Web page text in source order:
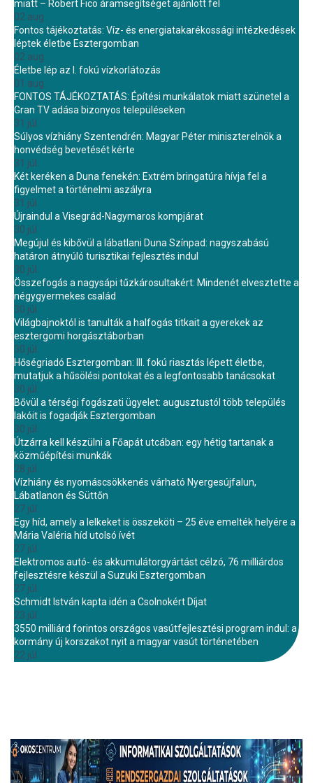
miatt – Robert Fico áramsegítséget ajánlott fel
02 aug.
Fontos tájékoztatás: Víz- és energiatakarékossági intézkedések
léptek életbe Esztergomban
02 aug.
Életbe lép az I. fokú vízkorlátozás
01 aug.
FONTOS TÁJÉKOZTATÁS: Építési munkálatok miatt szünetel a
Gran TV adása bizonyos településeken
31 júl.
Súlyos vízhiány Szentendrén: Magyar Péter miniszterelnök a
honvédség bevetését kérte
31 júl.
Két keréken a Duna fenekén: Extrém bringatúra hívja fel a
figyelmet a történelmi aszályra
31 júl.
Újraindul a Visegrád-Nagymaros kompjárat
30 júl.
Megújul és kibővül a lábatlani Duna Színpad: nagyszabású
határon átnyúló turisztikai fejlesztés indul
30 júl.
Összefogás a nagysápi tűzkárosultakért: Mindenét elvesztette a
négygyermekes család
30 júl.
Világbajnoktól is tanulták a halfogás titkait a gyerekek az
esztergomi horgásztáborban
30 júl.
Hőségriadó Esztergomban: III. fokú riasztás lépett életbe,
mutatjuk a hűsölési pontokat és a legfontosabb tanácsokat
30 júl.
Bővül a térségi fogászati ügyelet: augusztustól több település
lakóit is fogadják Esztergomban
30 júl.
Útzárra kell készülni a Főapát utcában: egy hétig tartanak a
közműépítési munkák
28 júl.
Vízhiány és nyomáscsökkenés várható Nyergesújfalun,
Lábatlanon és Süttőn
27 júl.
Egy híd, amely a lelkeket is összeköti – 25 éve emelték helyére a
Mária Valéria híd utolsó ívét
27 júl.
Elektromos autó- és akkumulátorgyártást célzó, 76 milliárdos
fejlesztésre készül a Suzuki Esztergomban
27 júl.
Schmidt István kapta idén a Csolnokért Díjat
23 júl.
3550 milliárd forintos országos vasútfejlesztési program indul: a
kormány új korszakot nyit a magyar vasút történetében
22 júl.